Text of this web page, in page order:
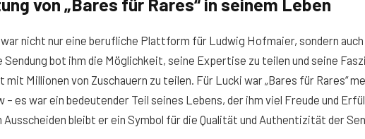
war nicht nur eine berufliche Plattform für Ludwig Hofmaier, sondern
bot ihm die Möglichkeit, seine Expertise zu teilen und seine
mit Millionen von Zuschauern zu teilen. Für Lucki war „Bares für Rares“
– es war ein bedeutender Teil seines Lebens, der ihm viel Freude und
Ausscheiden bleibt er ein Symbol für die Qualität und Authentizität der